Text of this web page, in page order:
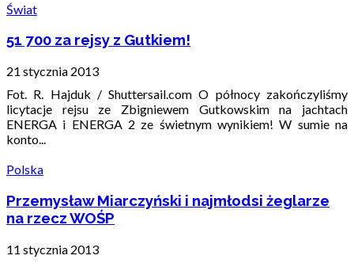
Świat
51 700 za rejsy z Gutkiem!
21 stycznia 2013
Fot. R. Hajduk / Shuttersail.com O północy zakończyliśmy
licytacje rejsu ze Zbigniewem Gutkowskim na jachtach
ENERGA i ENERGA 2 ze świetnym wynikiem! W sumie na
konto...
Polska
Przemysław Miarczyński i najmłodsi żeglarze
na rzecz WOŚP
11 stycznia 2013